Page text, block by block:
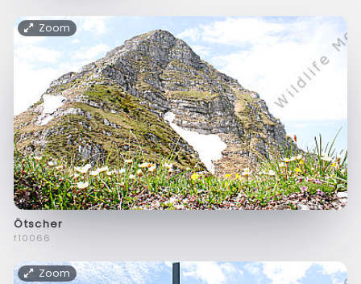
Zoom
Ötscher
f10066
Zoom